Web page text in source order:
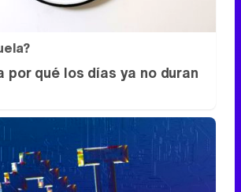
por qué los días ya no duran